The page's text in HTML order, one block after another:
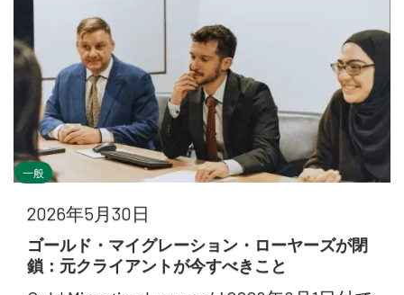
一般
2026年5月30日
ゴールド・マイグレーション・ローヤーズが閉
鎖：元クライアントが今すべきこと